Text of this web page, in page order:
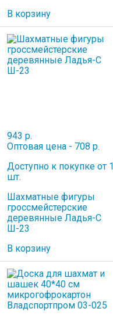
В корзину
943 р.
Оптовая цена - 708 р.
Доступно к покупке от 1
шт.
Шахматные фигуры
гроссмейстерские
деревянные Ладья-С
Ш-23
В корзину